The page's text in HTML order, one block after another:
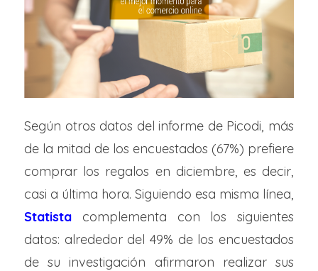
Según otros datos del informe de Picodi, más
de la mitad de los encuestados (67%) prefiere
comprar los regalos en diciembre, es decir,
casi a última hora. Siguiendo esa misma línea,
Statista
complementa con los siguientes
datos: alrededor del 49% de los encuestados
de su investigación afirmaron realizar sus